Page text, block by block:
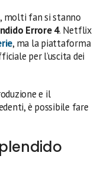
, molti fan si stanno
Errore 4. Netflix
, ma la piattaforma
per l’uscita dei
e il
è possibile fare